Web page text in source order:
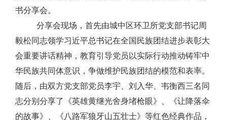
数据专题
书分享会。
分享会现场，首先由城中区环卫所党支部书记周
毅松同志领学习近平总书记在全国民族团结进步表彰大
会重要讲话精神，教育引导党员以实际行动推动铸牢中
华民族共同体意识，争做维护民族团结的模范和表率。
随后，由双方党支部党员李宇、刘入华、韦衡西三名同
志分别分享了《英雄黄继光舍身堵枪眼》、《让降落伞
的故事》、《八路军狼牙山五壮士》等红色经典作品，